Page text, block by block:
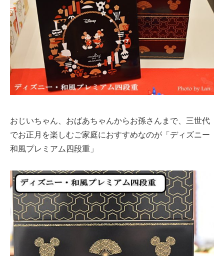
おじいちゃん、おばあちゃんからお孫さんまで、三世代
でお正月を楽しむご家庭におすすめなのが「ディズニー
和風プレミアム四段重」